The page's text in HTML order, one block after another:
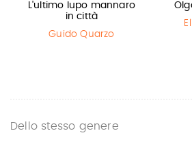
L'ultimo lupo mannaro
in città
Guido Quarzo
Dello stesso genere